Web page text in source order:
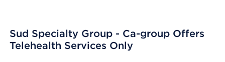
Sud Specialty Group - Ca-group Offers
Telehealth Services Only